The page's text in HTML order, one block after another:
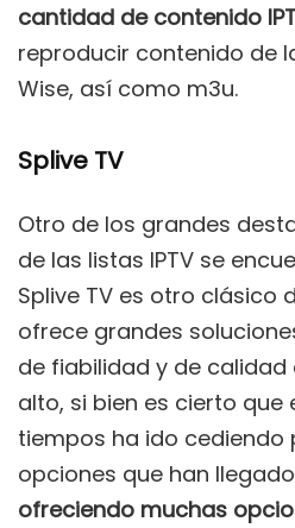
cantidad de contenido
reproducir contenido de
Wise, así como m3u.
Splive TV
Otro de los grandes
de las listas IPTV se
Splive TV es otro clásico
ofrece grandes
de fiabilidad y de calidad
alto, si bien es cierto que
tiempos ha ido cediendo
opciones que han
ofreciendo muchas